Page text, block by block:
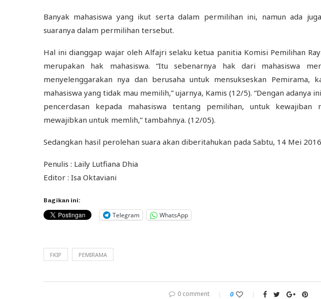
Banyak mahasiswa yang ikut serta dalam permilihan ini, namun ada
suaranya dalam permilihan tersebut.
Hal ini dianggap wajar oleh Alfajri selaku ketua panitia Komisi Pemilihan
merupakan hak mahasiswa. “Itu sebenarnya hak dari mahasiswa
menyelenggarakan nya dan berusaha untuk mensukseskan Pemirama,
mahasiswa yang tidak mau memilih,” ujarnya, Kamis (12/5). “Dengan adanya
pencerdasan kepada mahasiswa tentang pemilihan, untuk
mewajibkan untuk memlih,” tambahnya. (12/05).
Sedangkan hasil perolehan suara akan diberitahukan pada Sabtu, 14 Mei
Penulis : Laily Lutfiana Dhia
Editor : Isa Oktaviani
Bagikan ini:
Telegram WhatsApp
FKIP PEMIRAMA
0 comment 0